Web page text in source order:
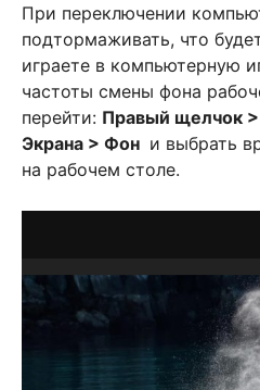
При переключении
подтормаживать, что
играете в компьютерную
частоты смены фона
перейти: Правый щелчок
Экрана > Фон и выбрать
на рабочем столе.